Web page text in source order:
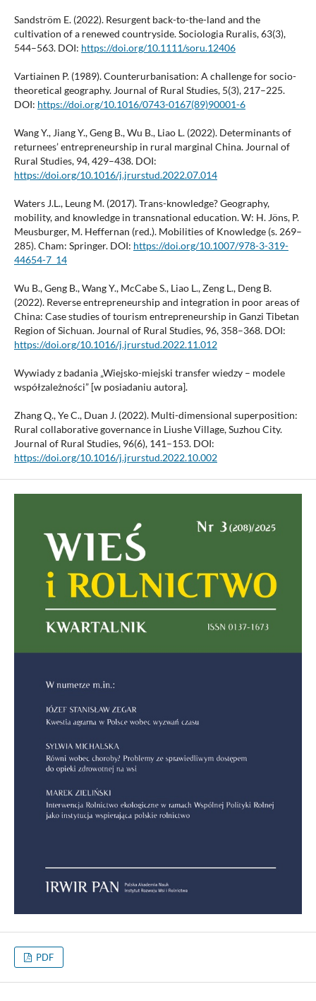
Sandström E. (2022). Resurgent back-to-the-land and the
cultivation of a renewed countryside. Sociologia Ruralis, 63(3),
544–563. DOI: https://doi.org/10.1111/soru.12406
Vartiainen P. (1989). Counterurbanisation: A challenge for socio-
theoretical geography. Journal of Rural Studies, 5(3), 217–225.
DOI: https://doi.org/10.1016/0743-0167(89)90001-6
Wang Y., Jiang Y., Geng B., Wu B., Liao L. (2022). Determinants of
returnees’ entrepreneurship in rural marginal China. Journal of
Rural Studies, 94, 429–438. DOI:
https://doi.org/10.1016/j.jrurstud.2022.07.014
Waters J.L., Leung M. (2017). Trans-knowledge? Geography,
mobility, and knowledge in transnational education. W: H. Jöns, P.
Meusburger, M. Heffernan (red.). Mobilities of Knowledge (s. 269–
285). Cham: Springer. DOI: https://doi.org/10.1007/978-3-319-
44654-7_14
Wu B., Geng B., Wang Y., McCabe S., Liao L., Zeng L., Deng B.
(2022). Reverse entrepreneurship and integration in poor areas of
China: Case studies of tourism entrepreneurship in Ganzi Tibetan
Region of Sichuan. Journal of Rural Studies, 96, 358–368. DOI:
https://doi.org/10.1016/j.jrurstud.2022.11.012
Wywiady z badania „Wiejsko-miejski transfer wiedzy – modele
współzależności” [w posiadaniu autora].
Zhang Q., Ye C., Duan J. (2022). Multi-dimensional superposition:
Rural collaborative governance in Liushe Village, Suzhou City.
Journal of Rural Studies, 96(6), 141–153. DOI:
https://doi.org/10.1016/j.jrurstud.2022.10.002
PDF